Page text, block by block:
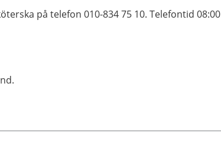
på telefon 010-834 75 10. Telefontid 08:00